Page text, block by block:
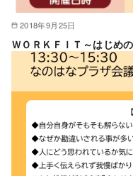
2018年9月25日
ＷＯＲＫＦＩＴ～はじめ